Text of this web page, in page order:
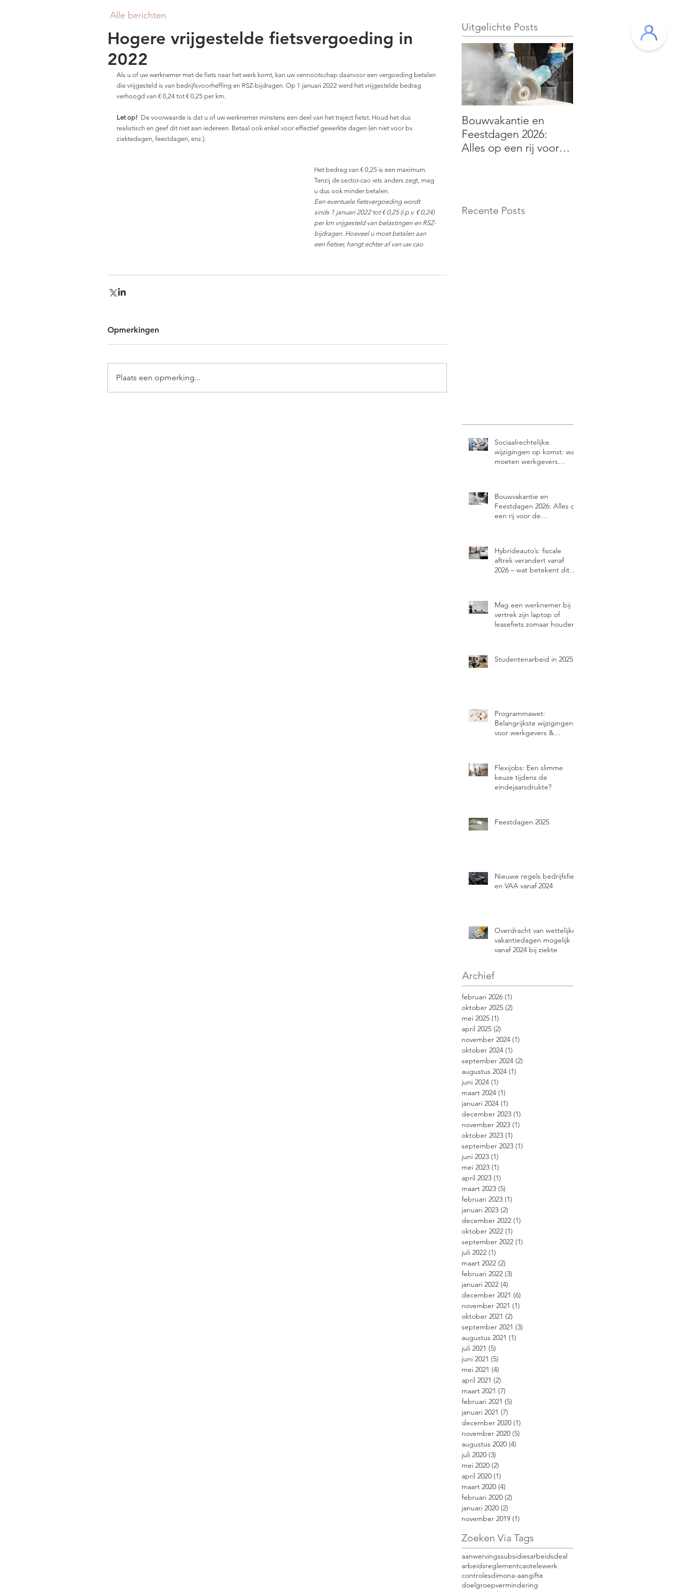
Hogere vrijgestelde fietsvergoeding in
2022
Als u of uw werknemer met de fiets naar het werk komt, kan uw vennootschap daarvoor een vergoeding betalen
die vrijgesteld is van bedrijfsvoorheffing en RSZ-bijdragen. Op 1 januari 2022 werd het vrijgestelde bedrag
verhoogd van € 0,24 tot € 0,25 per km.
Let op! De voorwaarde is dat u of uw werknemer minstens een deel van het traject fietst. Houd het dus
realistisch en geef dit niet aan iedereen. Betaal ook enkel voor effectief gewerkte dagen (en niet voor bv.
ziektedagen, feestdagen, enz.).
Het bedrag van € 0,25 is een maximum.
Tenzij de sector-cao iets anders zegt, mag
u dus ook minder betalen.
Een eventuele fietsvergoeding wordt
sinds 1 januari 2022 tot € 0,25 (i.p.v. € 0,24)
per km vrijgesteld van belastingen en RSZ-
bijdragen. Hoeveel u moet betalen aan
een fietser, hangt echter af van uw cao.
Opmerkingen
Plaats een opmerking...
Alle berichten
Uitgelichte Posts
Bouwvakantie en
Feestdagen 2026:
Alles op een rij voor
Recente Posts
Sociaalrechtelijke
wijzigingen op komst: wat
moeten werkgevers
Bouwvakantie en
Feestdagen 2026: Alles op
een rij voor de
Hybrideauto’s: fiscale
aftrek verandert vanaf
2026 – wat betekent dit
Mag een werknemer bij
vertrek zijn laptop of
leasefiets zomaar houden?
Studentenarbeid in 2025
Programmawet:
Belangrijkste wijzigingen
voor werkgevers &
Flexijobs: Een slimme
keuze tijdens de
eindejaarsdrukte?
Feestdagen 2025
Nieuwe regels bedrijfsfiets
en VAA vanaf 2024
Overdracht van wettelijke
vakantiedagen mogelijk
vanaf 2024 bij ziekte
Archief
februari 2026 (1)
oktober 2025 (2)
mei 2025 (1)
april 2025 (2)
november 2024 (1)
oktober 2024 (1)
september 2024 (2)
augustus 2024 (1)
juni 2024 (1)
maart 2024 (1)
januari 2024 (1)
december 2023 (1)
november 2023 (1)
oktober 2023 (1)
september 2023 (1)
juni 2023 (1)
mei 2023 (1)
april 2023 (1)
maart 2023 (5)
februari 2023 (1)
januari 2023 (2)
december 2022 (1)
oktober 2022 (1)
september 2022 (1)
juli 2022 (1)
maart 2022 (2)
februari 2022 (3)
januari 2022 (4)
december 2021 (6)
november 2021 (1)
oktober 2021 (2)
september 2021 (3)
augustus 2021 (1)
juli 2021 (5)
juni 2021 (5)
mei 2021 (4)
april 2021 (2)
maart 2021 (7)
februari 2021 (5)
januari 2021 (7)
december 2020 (1)
november 2020 (5)
augustus 2020 (4)
juli 2020 (3)
mei 2020 (2)
april 2020 (1)
maart 2020 (4)
februari 2020 (2)
januari 2020 (2)
november 2019 (1)
Zoeken Via Tags
aanwervingssubsidiesarbeidsdeal
arbeidsreglementcaotelewerk
controlesdimona-aangifte
doelgroepvermindering